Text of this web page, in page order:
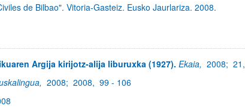
de Bilbao". Vitoria-Gasteiz. Eusko Jaurlariza. 2008.
Argija kirijotz-alija liburuxka (1927). Ekaia, 2008; 21,
2008; 2008, 99 - 106